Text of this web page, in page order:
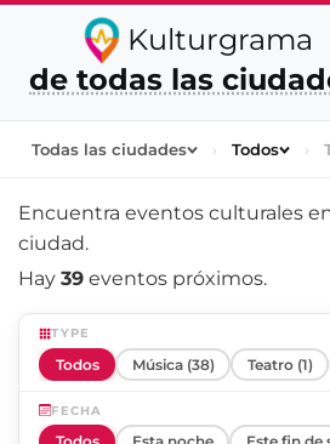
Kulturgrama
de todas las
Todas las ciudades › Todos ›
Encuentra eventos culturales
ciudad.
Hay 39 eventos próximos.
TYPE
Todos Música (38) Teatro (1)
FECHA